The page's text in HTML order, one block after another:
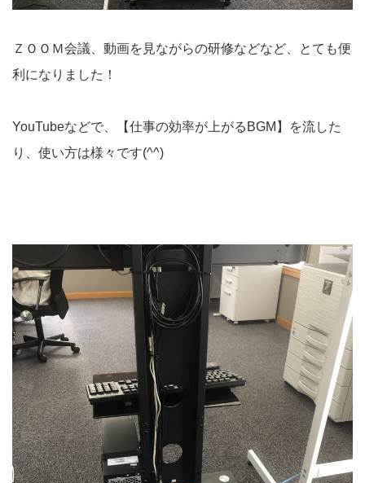
ＺＯＯＭ会議、動画を見ながらの研修などなど、とても便
利になりました！
YouTubeなどで、【仕事の効率が上がるBGM】を流した
り、使い方は様々です(^^)